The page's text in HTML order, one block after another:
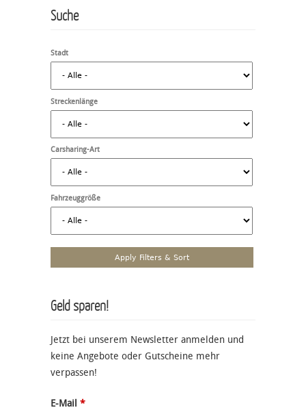
Suche
Stadt
Streckenlänge
Carsharing-Art
Fahrzeuggröße
Geld sparen!
Jetzt bei unserem Newsletter anmelden und
keine Angebote oder Gutscheine mehr
verpassen!
E-Mail *